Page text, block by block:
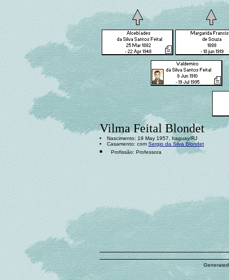
Vilma Feital Blondet
Nascimento: 19 May 1957, Itaguay/RJ
Casamento: com Sergio da Silva Blondet
Profissão: Professora